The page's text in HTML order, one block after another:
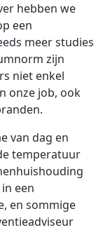
hebben we
een
meer studies
zijn
niet enkel
onze job, ook
van dag en
temperatuur
een
en sommige